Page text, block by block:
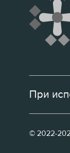
При
© 2022-